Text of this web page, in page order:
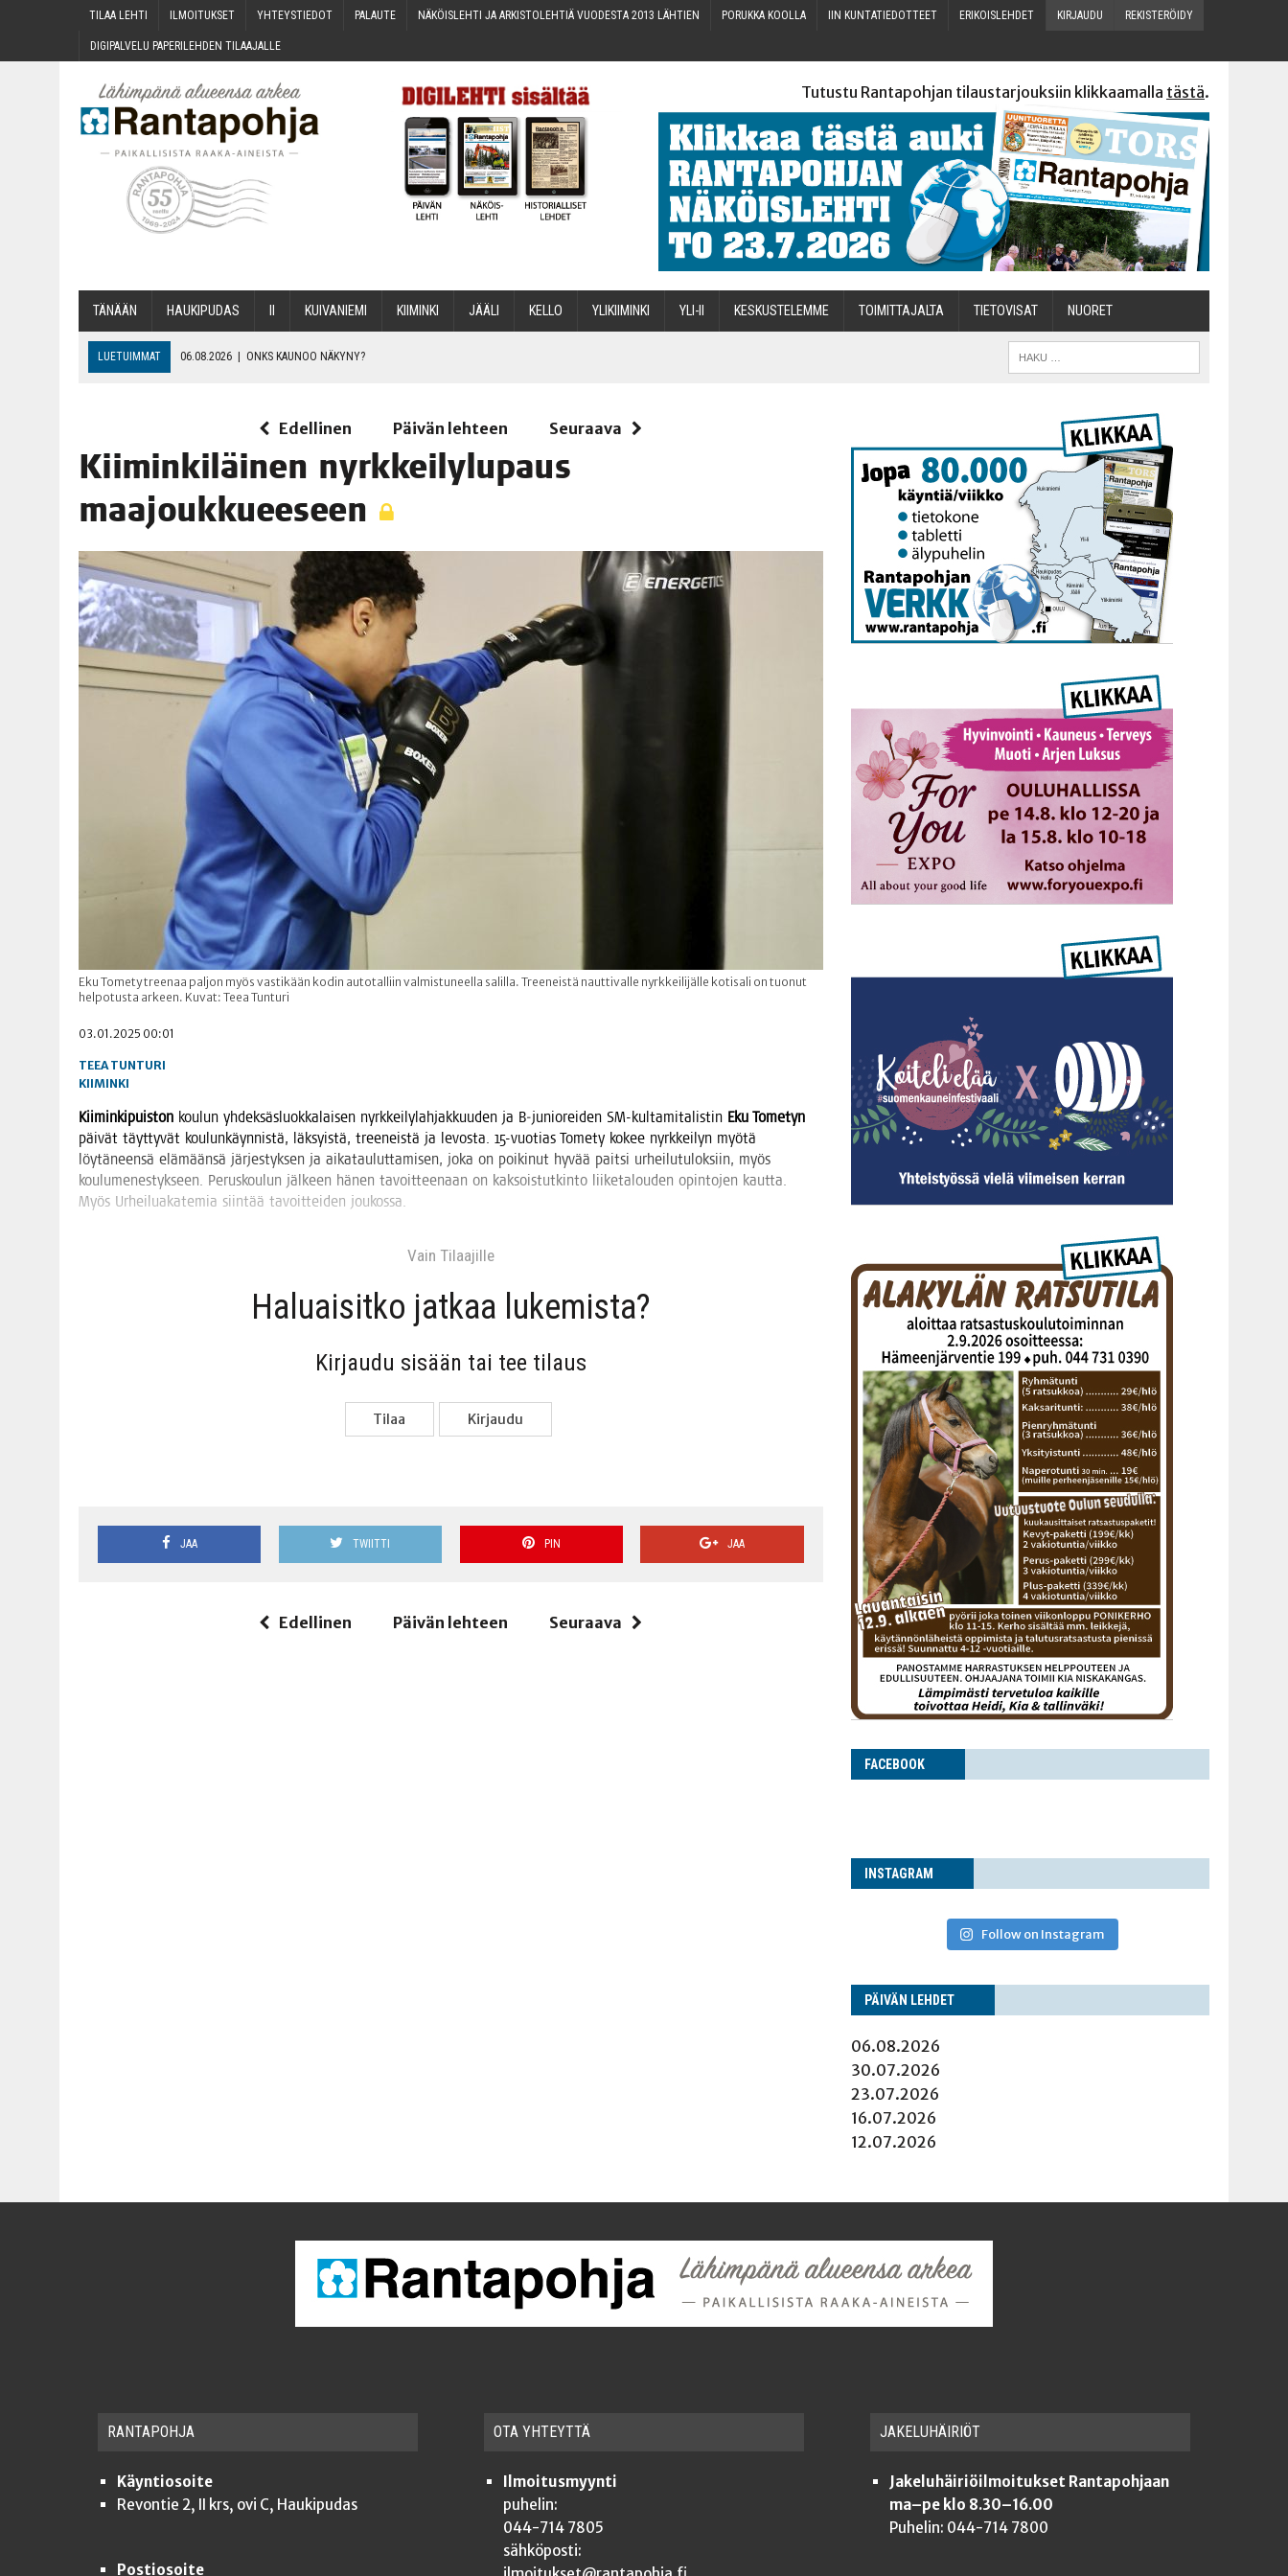
TILAA LEH­TI ILMOI­TUK­SET YHTEYS­TIE­DOT PALAU­TE NÄKÖIS­LEH­TI JA ARKIS­TO­LEH­TIÄ VUO­DES­TA 2013 LÄHTIEN PORUK­KA KOOLLA IIN KUN­TA­TIE­DOT­TEET ERI­KOIS­LEH­DET KIR­JAU­DU REKIS­TE­RÖI­DY
DIGI­PAL­VE­LU PAPE­RI­LEH­DEN TILAAJALLE
Tutustu Rantapohjan tilaustarjouksiin klikkaamalla tästä.
TÄNÄÄN HAU­KI­PU­DAS KUI­VA­NIE­MI KII­MIN­KI JÄÄ­LI KEL­LO YLI­KII­MIN­KI YLI-II KES­KUS­TE­LEM­ME TOI­MIT­TA­JAL­TA TIETOVISAT NUO­RET
LUETUIMMAT 06.08.2026 | ONKS KAU­NOO NÄKYNY?
OPIN­TOI­HIN KAN­SA­LAIS­OPIS­TOS­SA VOI SAA­DA AVUSTUSTA
06.08.2026 | TOI­VEI­DEN KOTI IISTÄ!
06.08.2026 | KII­MIN­KI­PÄI­VÄT JÄR­JES­TE­TÄÄN PERIN­TEI­TÄ KUNNIOITTAEN
Edellinen Päivän lehteen Seuraava
Kii­min­ki­läi­nen nyrk­kei­ly­lu­paus
maajoukkueeseen
Eku Tomety treenaa paljon myös vastikään kodin autotalliin valmistuneella salilla. Treeneistä nauttivalle nyrkkeilijälle kotisali on tuonut
helpotusta arkeen. Kuvat: Teea Tunturi
03.01.2025 00:01
TEEA TUNTURI
KIIMINKI
Kii­min­ki­puis­ton kou­lun yhdek­säs­luok­ka­lai­sen nyrk­kei­ly­lah­jak­kuu­den ja B‑junioreiden SM-kul­ta­mi­ta­lis­tin Eku Tome­tyn
päi­vät täyt­ty­vät kou­lun­käyn­nis­tä, läk­syis­tä, tree­neis­tä ja levos­ta. 15-vuo­tias Tome­ty kokee nyrk­kei­lyn myö­tä
löy­tä­neen­sä elä­mään­sä jär­jes­tyk­sen ja aika­tau­lut­ta­mi­sen, joka on poi­ki­nut hyvää pait­si urhei­lu­tu­lok­siin, myös
kou­lu­me­nes­tyk­seen. Perus­kou­lun jäl­keen hänen tavoit­tee­naan on kak­sois­tut­kin­to lii­ke­ta­lou­den opin­to­jen kaut­ta.
Myös Urhei­lua­ka­te­mia siin­tää tavoit­tei­den joukossa.
Vain Tilaa­jil­le
Haluai­sit­ko jat­kaa lukemista?
Kir­jau­du sisään tai tee tilaus
Tilaa Kir­jau­du
JAA TWIITTI PIN JAA
Edellinen Päivän lehteen Seuraava
FACE­BOOK
INS­TA­GRAM
Follow on Instagram
PÄI­VÄN LEHDET
06.08.2026
30.07.2026
23.07.2026
16.07.2026
12.07.2026
RAN­TA­POH­JA
Käyntiosoite
Revontie 2, II krs, ovi C, Haukipudas
Postiosoite
OTA YHTEYT­TÄ
Ilmoitusmyynti
puhelin:
044-714 7805
sähköposti:
JAKE­LU­HÄI­RIÖT
Jakeluhäiriöilmoitukset Rantapohjaan
ma–pe klo 8.30–16.00
Puhelin: 044-714 7800